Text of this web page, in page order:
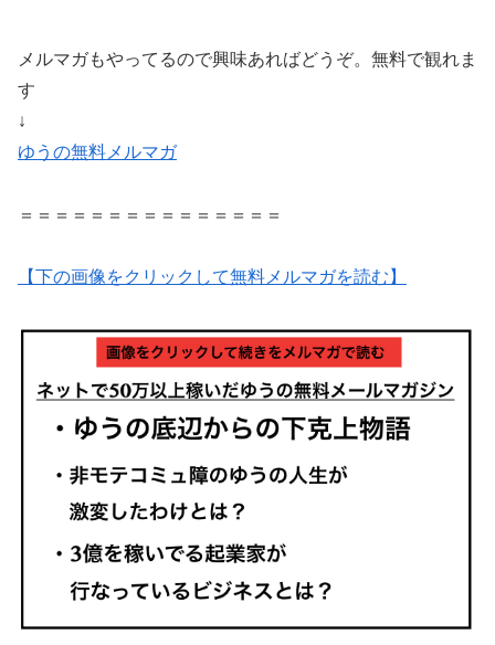
メルマガもやってるので興味あればどうぞ。無料で観れま
す
↓
ゆうの無料メルマガ
＝＝＝＝＝＝＝＝＝＝＝＝＝＝＝
【下の画像をクリックして無料メルマガを読む】